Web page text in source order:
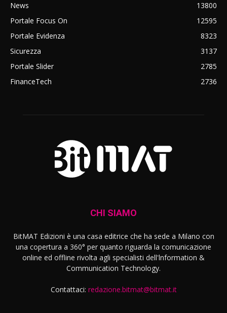
News
13800
Portale Focus On
12595
Portale Evidenza
8323
Sicurezza
3137
Portale Slider
2785
FinanceTech
2736
CHI SIAMO
BitMAT Edizioni è una casa editrice che ha sede a Milano con
una copertura a 360° per quanto riguarda la comunicazione
online ed offline rivolta agli specialisti dell'lnformation &
Communication Technology.
Contattaci: redazione.bitmat@bitmat.it